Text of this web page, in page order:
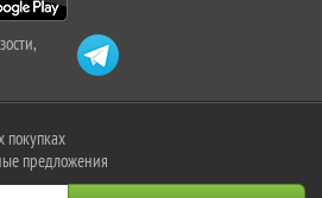
предложения